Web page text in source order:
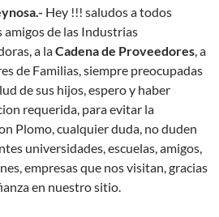
Hey !!! saludos a todos
amigos de las Industrias
a laCadena de Proveedores, a
de Familias, siempre preocupadas
de sus hijos, espero y haber
requerida, para evitar la
Plomo, cualquier duda, no duden
universidades, escuelas, amigos,
empresas que nos visitan, gracias
en nuestro sitio.